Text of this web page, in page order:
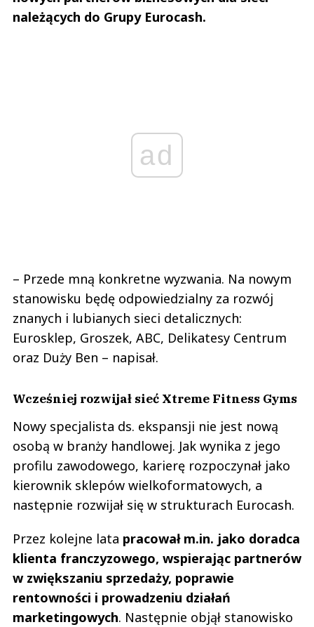
należących do Grupy Eurocash.
ad
– Przede mną konkretne wyzwania. Na nowym
stanowisku będę odpowiedzialny za rozwój
znanych i lubianych sieci detalicznych:
Eurosklep, Groszek, ABC, Delikatesy Centrum
oraz Duży Ben – napisał.
Wcześniej rozwijał sieć Xtreme Fitness Gyms
Nowy specjalista ds. ekspansji nie jest nową
osobą w branży handlowej. Jak wynika z jego
profilu zawodowego, karierę rozpoczynał jako
kierownik sklepów wielkoformatowych, a
następnie rozwijał się w strukturach Eurocash.
Przez kolejne lata pracował m.in. jako doradca
klienta franczyzowego, wspierając partnerów
w zwiększaniu sprzedaży, poprawie
rentowności i prowadzeniu działań
marketingowych. Następnie objął stanowisko